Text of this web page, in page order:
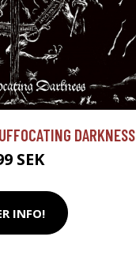
DARKNESS
SEK
INFO!